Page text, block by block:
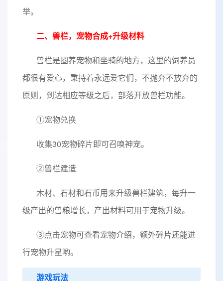
举。
二、兽栏，宠物合成+升级材料
兽栏是圈养宠物和坐骑的地方，这里的饲养员
都很有爱心，秉持着永远爱它们，不抛弃不放弃的
原则，到达相应等级之后，部落开放兽栏功能。
①宠物兑换
收集30宠物碎片即可召唤神宠。
②兽栏建造
木材、石材和石币用来升级兽栏建筑，每升一
级产出的兽粮增长，产出材料可用于宠物升级。
③点击宠物可查看宠物介绍，额外碎片还能进
行宠物升星哟。
游戏玩法